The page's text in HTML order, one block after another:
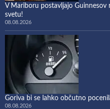
V Mariboru postavljajo Guinnesov
svetu!
08.08.2026
Goriva bi se lahko občutno
08.08.2026